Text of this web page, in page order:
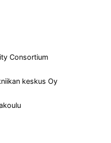
Consortium
keskus Oy